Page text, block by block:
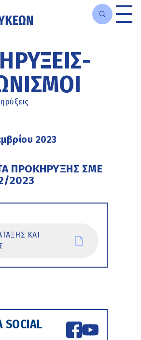
2023
ΠΡΟΚΗΡΥΞΗΣ ΣΜΕ
2023
ΚΑΙ